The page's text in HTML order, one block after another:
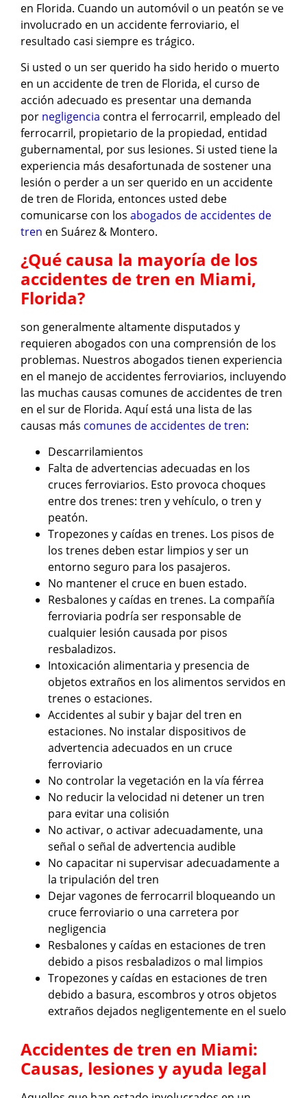
en Florida. Cuando un automóvil o un peatón se ve
involucrado en un accidente ferroviario, el
resultado casi siempre es trágico.
Si usted o un ser querido ha sido herido o muerto
en un accidente de tren de Florida, el curso de
acción adecuado es presentar una demanda
por negligencia contra el ferrocarril, empleado del
ferrocarril, propietario de la propiedad, entidad
gubernamental, por sus lesiones. Si usted tiene la
experiencia más desafortunada de sostener una
lesión o perder a un ser querido en un accidente
de tren de Florida, entonces usted debe
comunicarse con los abogados de accidentes de
tren en Suárez & Montero.
¿Qué causa la mayoría de los
accidentes de tren en Miami,
Florida?
son generalmente altamente disputados y
requieren abogados con una comprensión de los
problemas. Nuestros abogados tienen experiencia
en el manejo de accidentes ferroviarios, incluyendo
las muchas causas comunes de accidentes de tren
en el sur de Florida. Aquí está una lista de las
causas más comunes de accidentes de tren:
Descarrilamientos
Falta de advertencias adecuadas en los
cruces ferroviarios. Esto provoca choques
entre dos trenes: tren y vehículo, o tren y
peatón.
Tropezones y caídas en trenes. Los pisos de
los trenes deben estar limpios y ser un
entorno seguro para los pasajeros.
No mantener el cruce en buen estado.
Resbalones y caídas en trenes. La compañía
ferroviaria podría ser responsable de
cualquier lesión causada por pisos
resbaladizos.
Intoxicación alimentaria y presencia de
objetos extraños en los alimentos servidos en
trenes o estaciones.
Accidentes al subir y bajar del tren en
estaciones. No instalar dispositivos de
advertencia adecuados en un cruce
ferroviario
No controlar la vegetación en la vía férrea
No reducir la velocidad ni detener un tren
para evitar una colisión
No activar, o activar adecuadamente, una
señal o señal de advertencia audible
No capacitar ni supervisar adecuadamente a
la tripulación del tren
Dejar vagones de ferrocarril bloqueando un
cruce ferroviario o una carretera por
negligencia
Resbalones y caídas en estaciones de tren
debido a pisos resbaladizos o mal limpios
Tropezones y caídas en estaciones de tren
debido a basura, escombros y otros objetos
extraños dejados negligentemente en el suelo
Accidentes de tren en Miami:
Causas, lesiones y ayuda legal